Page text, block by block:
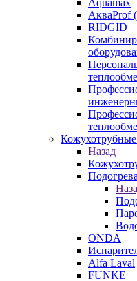
Aquamax
АкваProf
RIDGID
Назад
ONDA
Alfa Laval
FUNKE